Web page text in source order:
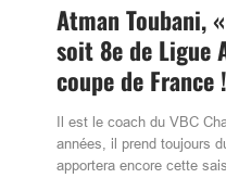
Atman Toubani,
soit 8e de Ligue
coupe de France
Il est le coach du VBC
années, il prend toujours
apportera encore cette